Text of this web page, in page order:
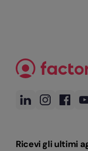
Ricevi gli ultimi